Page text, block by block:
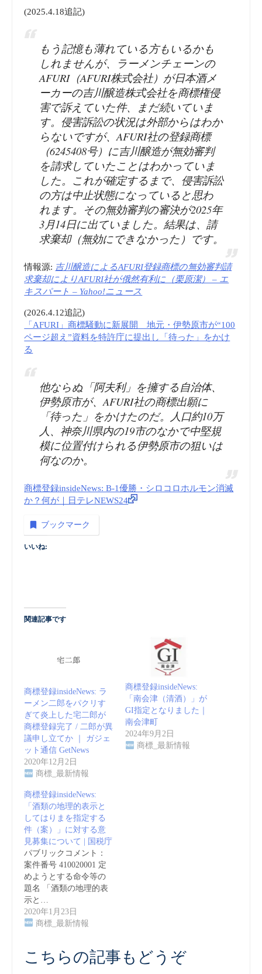
(2025.4.18追記)
もう記憶も薄れている方もいるかも
しれませんが、ラーメンチェーンの
AFURI（AFURI株式会社）が日本酒メ
ーカーの吉川醸造株式会社を商標権侵
害で訴えていた件、まだ続いていま
す。侵害訴訟の状況は外部からはわか
らないですが、AFURI社の登録商標
（6245408号）に吉川醸造が無効審判
を請求していたことはわかっていま
した。これが確定するまで、侵害訴訟
の方は中止状態になっていると思わ
れます。その無効審判の審決が2025年
3月14日に出ていました。結果は、請
求棄却（無効にできなかった）です。
情報源: 吉川醸造によるAFURI登録商標の無効審判請
求棄却によりAFURI社が俄然有利に（栗原潔） – エ
キスパート – Yahoo!ニュース
(2026.4.12追記)
「AFURI」商標騒動に新展開 地元・伊勢原市が“100
ページ超え”資料を特許庁に提出し「待った」をかけ
る
他ならぬ「阿夫利」を擁する自治体、
伊勢原市が、AFURI社の商標出願に
「待った」をかけたのだ。人口約10万
人、神奈川県内の19市のなかで中堅規
模に位置付けられる伊勢原市の狙いは
何なのか。
商標登録insideNews: B-1優勝・シロコロホルモン消滅
か？何が｜日テレNEWS24
ブックマーク
いいね:
関連記事です
商標登録insideNews: ラ
ーメン二郎をパクリす
ぎて炎上した宅二郎が
商標登録完了 / 二郎が異
議申し立てか ｜ ガジェ
ット通信 GetNews
2020年12月2日
商標_最新情報
商標登録insideNews:
「南会津（清酒）」が
GI指定となりました｜
南会津町
2024年9月2日
商標_最新情報
商標登録insideNews:
「酒類の地理的表示と
してはりまを指定する
件（案）」に対する意
見募集について | 国税庁
パブリックコメント：
案件番号 410020001 定
めようとする命令等の
題名 「酒類の地理的表
示と…
2020年1月23日
商標_最新情報
こちらの記事もどうぞ